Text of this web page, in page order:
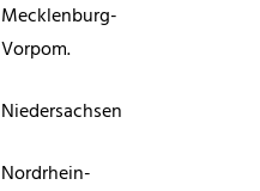
Mecklenburg-
Vorpom.
Niedersachsen
Nordrhein-